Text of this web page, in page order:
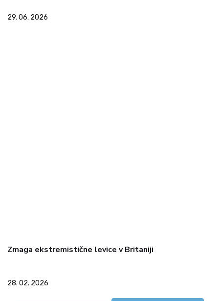
29. 06. 2026
Zmaga ekstremistične levice v Britaniji
28. 02. 2026